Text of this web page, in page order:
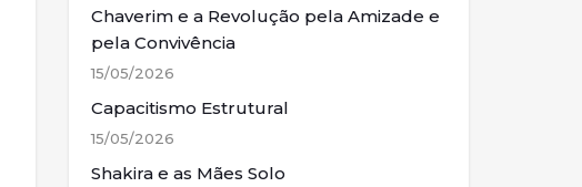
Chaverim e a Revolução pela Amizade e
pela Convivência
15/05/2026
Capacitismo Estrutural
15/05/2026
Shakira e as Mães Solo